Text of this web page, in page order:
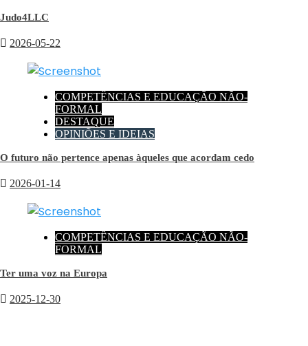
Judo4LLC
2026-05-22
COMPETÊNCIAS E EDUCAÇÃO NÃO-
FORMAL
DESTAQUE
OPINIÕES E IDEIAS
O futuro não pertence apenas àqueles que acordam cedo
2026-01-14
COMPETÊNCIAS E EDUCAÇÃO NÃO-
FORMAL
Ter uma voz na Europa
2025-12-30